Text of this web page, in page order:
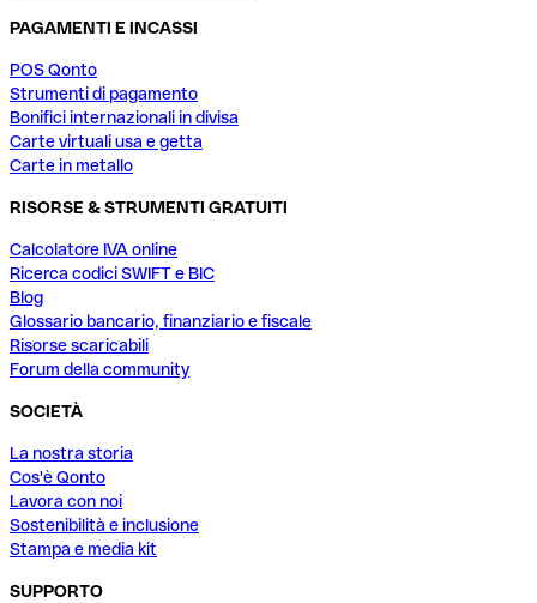
PAGAMENTI E INCASSI
POS Qonto
Strumenti di pagamento
Bonifici internazionali in divisa
Carte virtuali usa e getta
Carte in metallo
RISORSE & STRUMENTI GRATUITI
Calcolatore IVA online
Ricerca codici SWIFT e BIC
Blog
Glossario bancario, finanziario e fiscale
Risorse scaricabili
Forum della community
SOCIETÀ
La nostra storia
Cos'è Qonto
Lavora con noi
Sostenibilità e inclusione
Stampa e media kit
SUPPORTO